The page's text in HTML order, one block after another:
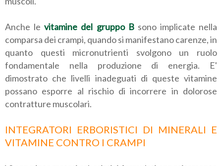
Anche levitamine del gruppo Bsono implicate nella
comparsa dei crampi, quando si manifestano carenze, in
quanto questi micronutrienti svolgono un ruolo
fondamentale nella produzione di energia. E'
dimostrato che livelli inadeguati di queste vitamine
possano esporre al rischio di incorrere in dolorose
contratture muscolari.
INTEGRATORI ERBORISTICI DI MINERALI E
VITAMINE CONTRO I CRAMPI